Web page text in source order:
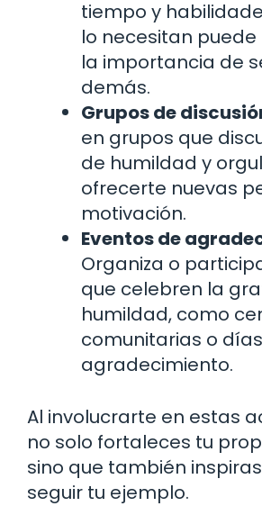
tiempo y
lo necesitan
la importancia de
demás.
Grupos de
en grupos que
de humildad y
ofrecerte nuevas
motivación.
Eventos de
Organiza o
que celebren la
humildad, como
comunitarias o
agradecimiento.
Al involucrarte en estas
no solo fortaleces tu
sino que también
seguir tu ejemplo.